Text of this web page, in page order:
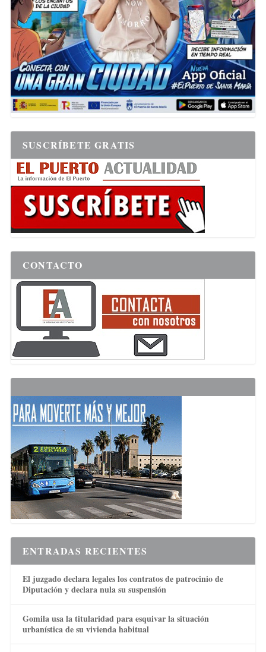
SUSCRÍBETE GRATIS
CONTACTO
ENTRADAS RECIENTES
El juzgado declara legales los contratos de patrocinio de
Diputación y declara nula su suspensión
Gomila usa la titularidad para esquivar la situación
urbanística de su vivienda habitual